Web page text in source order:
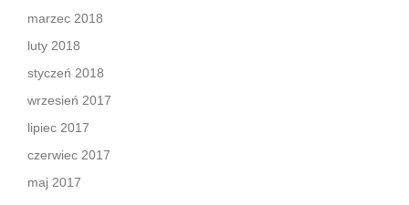
marzec 2018
luty 2018
styczeń 2018
wrzesień 2017
lipiec 2017
czerwiec 2017
maj 2017